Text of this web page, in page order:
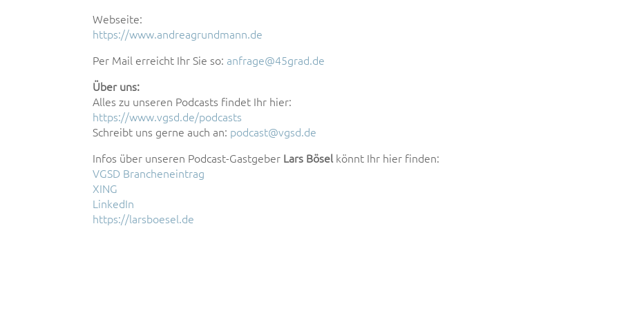
Webseite:
https://www.andreagrundmann.de
Per Mail erreicht Ihr Sie so: anfrage@45grad.de
Über uns:
Alles zu unseren Podcasts findet Ihr hier:
https://www.vgsd.de/podcasts
Schreibt uns gerne auch an: podcast@vgsd.de
Infos über unseren Podcast-Gastgeber Lars Böselkönnt Ihr hier finden:
VGSD Brancheneintrag
XING
LinkedIn
https://larsboesel.de